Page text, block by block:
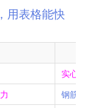
用表格能快
实心
钢筋